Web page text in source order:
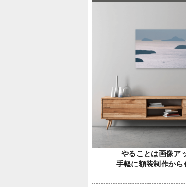
やることは画像ア
手軽に額装制作から